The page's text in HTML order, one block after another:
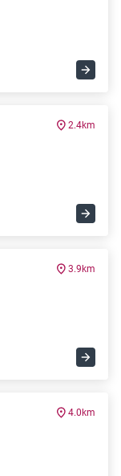
2.4km
3.9km
4.0km